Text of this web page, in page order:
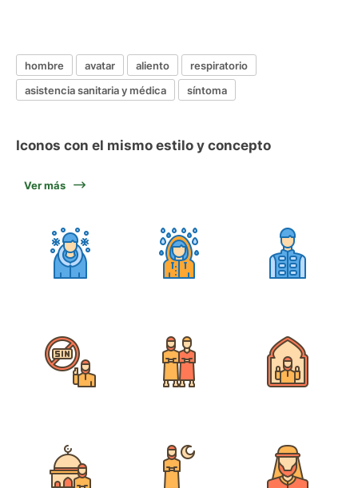
hombre avatar aliento
respiratorio
asistencia sanitaria y médica
síntoma
Iconos con el mismo estilo y concepto
Ver más